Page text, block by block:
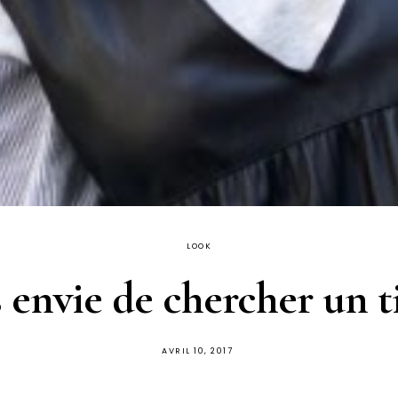
LOOK
envie de chercher un
PUBLIÉ
AVRIL 10, 2017